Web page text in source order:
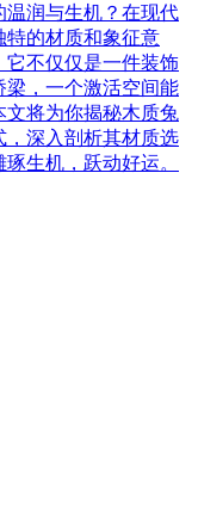
温润与生机？在现代
特的材质和象征意
它不仅仅是一件装饰
梁，一个激活空间能
将为你揭秘木质兔
，深入剖析其材质选
生机，跃动好运。